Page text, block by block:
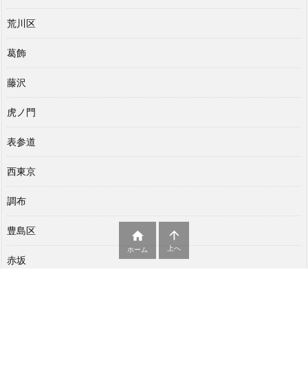
荒川区
葛飾
藤沢
虎ノ門
表参道
西東京
調布
豊島区
赤坂

ホーム

上へ